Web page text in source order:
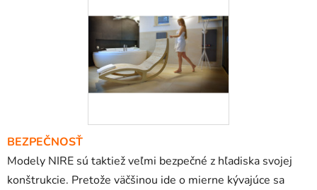
BEZPEČNOSŤ
Modely NIRE sú taktiež veľmi bezpečné z hľadiska svojej
konštrukcie. Pretože väčšinou ide o mierne kývajúce sa